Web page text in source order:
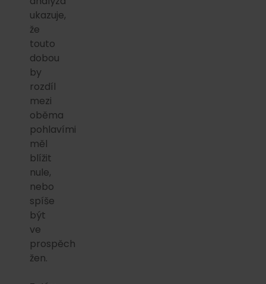
ukazuje,
že
touto
dobou
by
rozdíl
mezi
oběma
pohlavími
měl
blížit
nule,
nebo
spíše
být
ve
prospěch
žen.